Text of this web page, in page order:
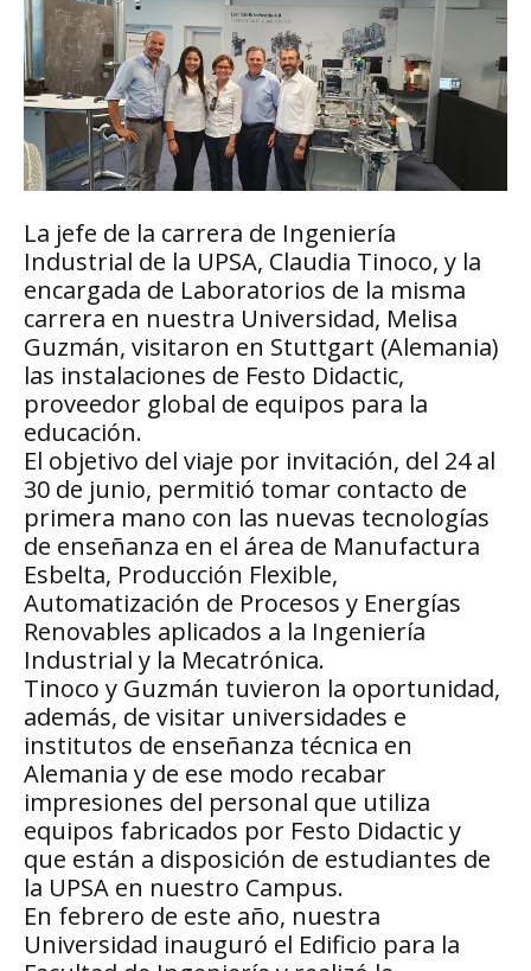
La jefe de la carrera de Ingeniería
Industrial de la UPSA, Claudia Tinoco, y la
encargada de Laboratorios de la misma
carrera en nuestra Universidad, Melisa
Guzmán, visitaron en Stuttgart (Alemania)
las instalaciones de Festo Didactic,
proveedor global de equipos para la
educación.
El objetivo del viaje por invitación, del 24 al
30 de junio, permitió tomar contacto de
primera mano con las nuevas tecnologías
de enseñanza en el área de Manufactura
Esbelta, Producción Flexible,
Automatización de Procesos y Energías
Renovables aplicados a la Ingeniería
Industrial y la Mecatrónica.
Tinoco y Guzmán tuvieron la oportunidad,
además, de visitar universidades e
institutos de enseñanza técnica en
Alemania y de ese modo recabar
impresiones del personal que utiliza
equipos fabricados por Festo Didactic y
que están a disposición de estudiantes de
la UPSA en nuestro Campus.
En febrero de este año, nuestra
Universidad inauguró el Edificio para la